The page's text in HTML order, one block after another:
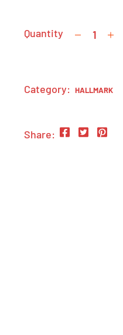
Quantity
Category: HALLMARK
Share: